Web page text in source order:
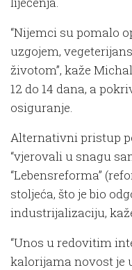
“Nijemci su pomalo
uzgojem,
životom”, kaže
12 do 14 dana, a
osiguranje.
Alternativni pristup
“vjerovali u snagu
“Lebensreforma”
stoljeća, što je bio
industrijalizaciju,
“Unos u redovitim
kalorijama novost je